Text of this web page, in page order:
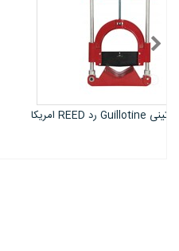
ست ماستیک درآور